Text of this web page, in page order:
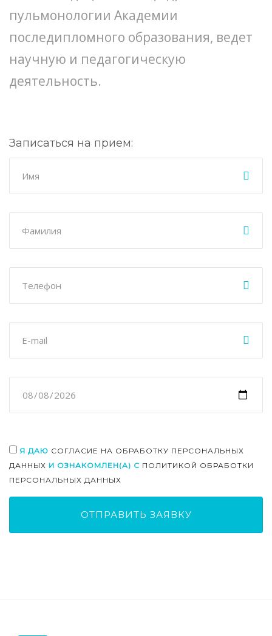
пульмонологии Академии
последипломного образования, ведет
научную и педагогическую
деятельность.
Записаться на прием:
Я ДАЮ СОГЛАСИЕ НА ОБРАБОТКУ ПЕРСОНАЛЬНЫХ
ДАННЫХ И ОЗНАКОМЛЕН(А) С ПОЛИТИКОЙ ОБРАБОТКИ
ПЕРСОНАЛЬНЫХ ДАННЫХ